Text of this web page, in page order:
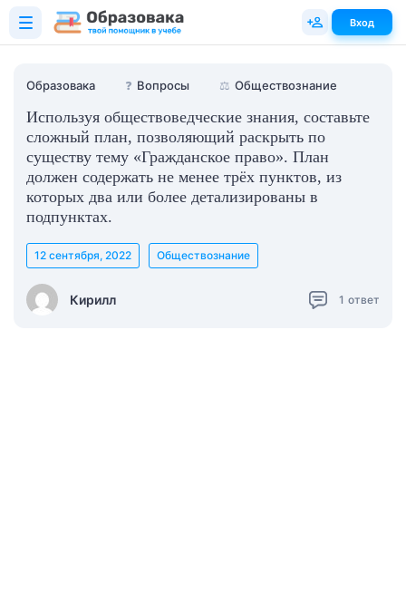
Образовака ❓ Вопросы ⚖️ Обществознание
Используя обществоведческие знания, составьте
сложный план, позволяющий раскрыть по
существу тему «Гражданское право». План
должен содержать не менее трёх пунктов, из
которых два или более детализированы в
подпунктах.
Кирилл
12 сентября, 2022 Обществознание
1 ответ
Вход